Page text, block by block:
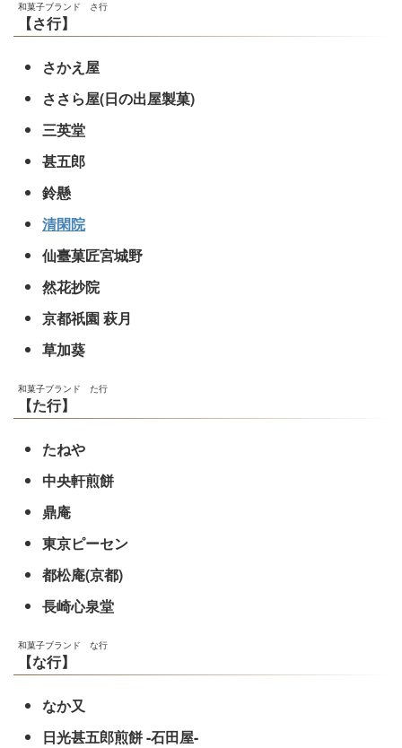
和菓子ブランド さ行
【さ行】
さかえ屋
ささら屋(日の出屋製菓)
三英堂
甚五郎
鈴懸
清閑院
仙臺菓匠宮城野
然花抄院
京都祇園 萩月
草加葵
和菓子ブランド た行
【た行】
たねや
中央軒煎餅
鼎庵
東京ピーセン
都松庵(京都)
長崎心泉堂
和菓子ブランド な行
【な行】
なか又
日光甚五郎煎餅 -石田屋-